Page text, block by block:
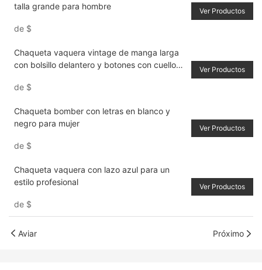
talla grande para hombre
de $
Ver Productos
Chaqueta vaquera vintage de manga larga
con bolsillo delantero y botones con cuello
de $
Ver Productos
Chaqueta bomber con letras en blanco y
negro para mujer
de $
Ver Productos
Chaqueta vaquera con lazo azul para un
estilo profesional
de $
Ver Productos
Aviar Próximo